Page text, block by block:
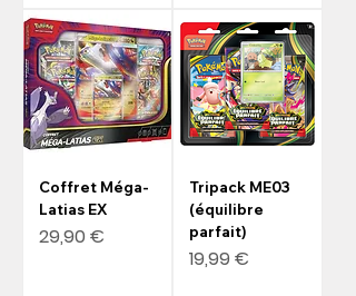
Coffret Méga-
Latias EX
Prix
29,90 €
Tripack ME03
(équilibre
parfait)
Prix
19,99 €